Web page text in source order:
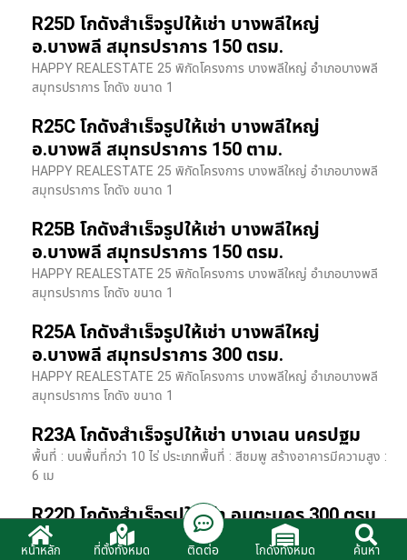
R25D โกดังสำเร็จรูปให้เช่า บางพลีใหญ่
อ.บางพลี สมุทรปราการ 150 ตรม.
HAPPY REALESTATE 25 พิกัดโครงการ บางพลีใหญ่ อำเภอบางพลี
สมุทรปราการ โกดัง ขนาด 1
R25C โกดังสำเร็จรูปให้เช่า บางพลีใหญ่
อ.บางพลี สมุทรปราการ 150 ตาม.
HAPPY REALESTATE 25 พิกัดโครงการ บางพลีใหญ่ อำเภอบางพลี
สมุทรปราการ โกดัง ขนาด 1
R25B โกดังสำเร็จรูปให้เช่า บางพลีใหญ่
อ.บางพลี สมุทรปราการ 150 ตรม.
HAPPY REALESTATE 25 พิกัดโครงการ บางพลีใหญ่ อำเภอบางพลี
สมุทรปราการ โกดัง ขนาด 1
R25A โกดังสำเร็จรูปให้เช่า บางพลีใหญ่
อ.บางพลี สมุทรปราการ 300 ตรม.
HAPPY REALESTATE 25 พิกัดโครงการ บางพลีใหญ่ อำเภอบางพลี
สมุทรปราการ โกดัง ขนาด 1
R23A โกดังสำเร็จรูปให้เช่า บางเลน นครปฐม
พื้นที่ : บนพื้นที่กว่า 10 ไร่ ประเภทพื้นที่ : สีชมพู สร้างอาคารมีความสูง :
6 เม
R22D โกดังสำเร็จรูปให้เช่า อมตะนคร 300 ตรม.
HR22 โกดังสำเร็จรูปให้เช่า พิกัด ติดนิคมอมตะนคร อ.พานทอง จ.ชลบุรี
รายละเอียดโรงง
หน้าหลัก ที่ตั้งทั้งหมด ติดต่อ โกดังทั้งหมด ค้นหา